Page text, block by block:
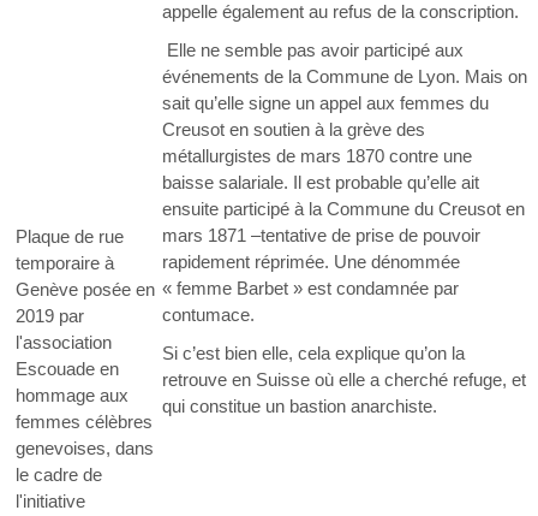
appelle également au refus de la conscription.
Elle ne semble pas avoir participé aux
événements de la Commune de Lyon. Mais on
sait qu’elle signe un appel aux femmes du
Creusot en soutien à la grève des
métallurgistes de mars 1870 contre une
baisse salariale. Il est probable qu’elle ait
ensuite participé à la Commune du Creusot en
mars 1871 –tentative de prise de pouvoir
rapidement réprimée. Une dénommée
« femme Barbet » est condamnée par
contumace.
Si c’est bien elle, cela explique qu’on la
retrouve en Suisse où elle a cherché refuge, et
qui constitue un bastion anarchiste.
Plaque de rue
temporaire à
Genève posée en
2019 par
l'association
Escouade en
hommage aux
femmes célèbres
genevoises, dans
le cadre de
l'initiative